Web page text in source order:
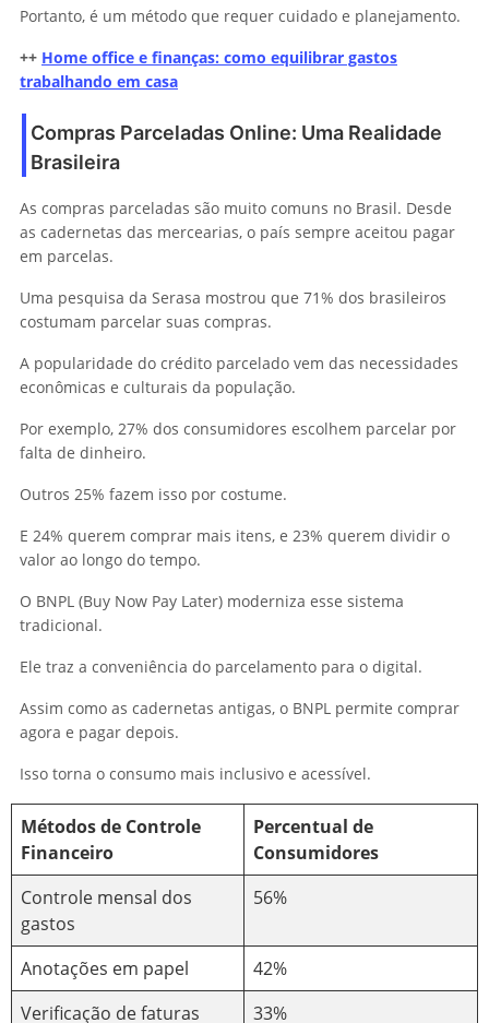
Portanto, é um método que requer cuidado e planejamento.
++ Home office e finanças: como equilibrar gastos
trabalhando em casa
Compras Parceladas Online: Uma Realidade
Brasileira
As compras parceladas são muito comuns no Brasil. Desde
as cadernetas das mercearias, o país sempre aceitou pagar
em parcelas.
Uma pesquisa da Serasa mostrou que 71% dos brasileiros
costumam parcelar suas compras.
A popularidade do crédito parcelado vem das necessidades
econômicas e culturais da população.
Por exemplo, 27% dos consumidores escolhem parcelar por
falta de dinheiro.
Outros 25% fazem isso por costume.
E 24% querem comprar mais itens, e 23% querem dividir o
valor ao longo do tempo.
O BNPL (Buy Now Pay Later) moderniza esse sistema
tradicional.
Ele traz a conveniência do parcelamento para o digital.
Assim como as cadernetas antigas, o BNPL permite comprar
agora e pagar depois.
Isso torna o consumo mais inclusivo e acessível.
Métodos de Controle
Financeiro
Percentual de
Consumidores
Controle mensal dos
gastos
56%
Anotações em papel
42%
Verificação de faturas
33%